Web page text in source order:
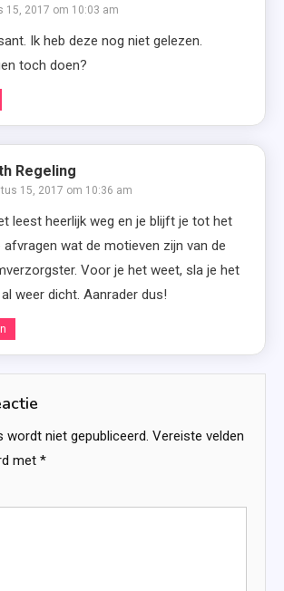
15, 2017 om 10:03 am
Ik heb deze nog niet gelezen.
toch doen?
Regeling
15, 2017 om 10:36 am
leest heerlijk weg en je blijft je tot het
afvragen wat de motieven zijn van de
Voor je het weet, sla je het
weer dicht. Aanrader dus!
wordt niet gepubliceerd. Vereiste velden
met *